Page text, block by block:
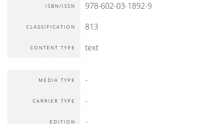
ISBN/ISSN 978-602-03-1892-9
CLASSIFICATION 813
CONTENT TYPE text
MEDIA TYPE -
CARRIER TYPE -
EDITION -